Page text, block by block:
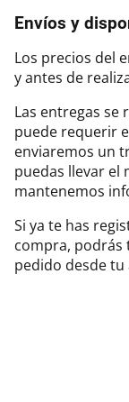
Envíos y
Los precios del
y antes de
Las entregas se
puede requerir
enviaremos un
puedas llevar el
mantenemos
Si ya te has
compra, podrás
pedido desde tu